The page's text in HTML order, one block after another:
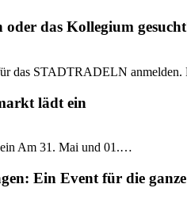
oder das Kollegium
das STADTRADELN
lädt ein
ein Am 31. Mai und 01.…
Ein Event für die